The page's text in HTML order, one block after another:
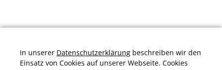
In unserer Datenschutzerklärung beschreiben wir den
Einsatz von Cookies auf unserer Webseite. Cookies